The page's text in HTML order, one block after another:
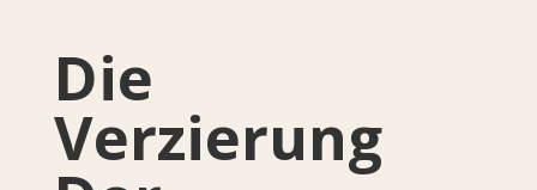
Die
Verzierung